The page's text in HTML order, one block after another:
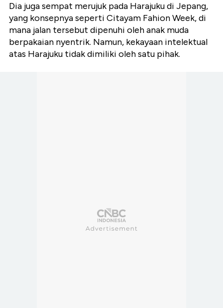
Dia juga sempat merujuk pada Harajuku di Jepang,
yang konsepnya seperti Citayam Fahion Week, di
mana jalan tersebut dipenuhi oleh anak muda
berpakaian nyentrik. Namun, kekayaan intelektual
atas Harajuku tidak dimiliki oleh satu pihak.